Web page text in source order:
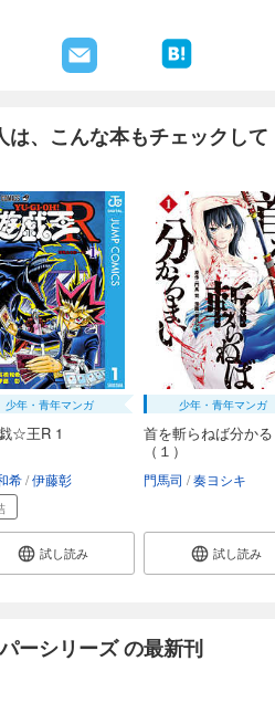
は、こんな本もチェックして
少年・青年マンガ
☆王R 1
希 伊藤彰
試し読み
少年・青年マンガ
首を斬らねば分か
（１）
門馬司 奏ヨシキ
試し読み
ーシリーズ の最新刊